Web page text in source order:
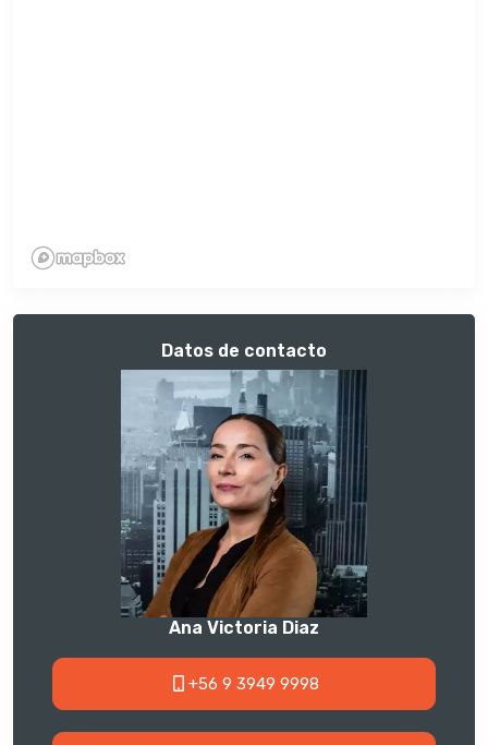
Datos de contacto
Ana Victoria Diaz
+56 9 3949 9998